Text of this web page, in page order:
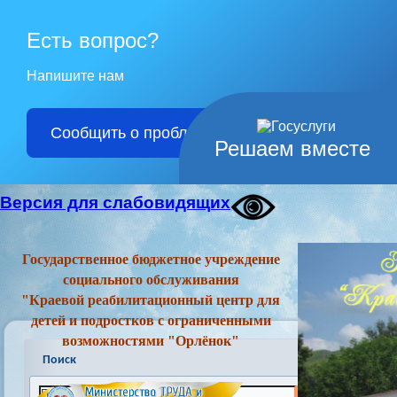
Решаем вместе
Есть вопрос?
Напишите нам
Сообщить о проблеме
Версия для слабовидящих
Государственное бюджетное учреждение
социального обслуживания
"Краевой реабилитационный центр для
детей и подростков с ограниченными
возможностями "Орлёнок"
Поиск